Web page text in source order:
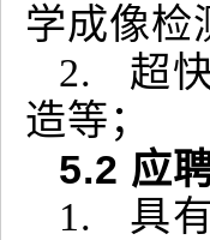
学成像检
2. 超快
造等；
5.2 应
1. 具有